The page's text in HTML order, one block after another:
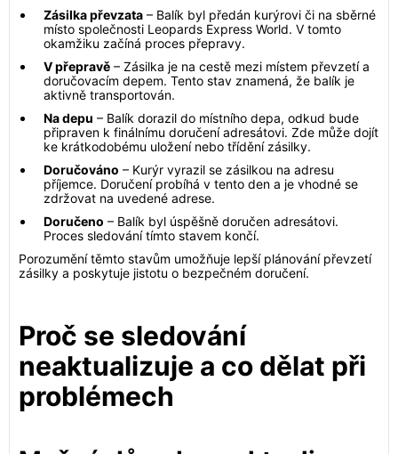
Zásilka převzata – Balík byl předán kurýrovi či na sběrné
místo společnosti Leopards Express World. V tomto
okamžiku začíná proces přepravy.
V přepravě – Zásilka je na cestě mezi místem převzetí a
doručovacím depem. Tento stav znamená, že balík je
aktivně transportován.
Na depu – Balík dorazil do místního depa, odkud bude
připraven k finálnímu doručení adresátovi. Zde může dojít
ke krátkodobému uložení nebo třídění zásilky.
Doručováno – Kurýr vyrazil se zásilkou na adresu
příjemce. Doručení probíhá v tento den a je vhodné se
zdržovat na uvedené adrese.
Doručeno – Balík byl úspěšně doručen adresátovi.
Proces sledování tímto stavem končí.
Porozumění těmto stavům umožňuje lepší plánování převzetí
zásilky a poskytuje jistotu o bezpečném doručení.
Proč se sledování
neaktualizuje a co dělat při
problémech